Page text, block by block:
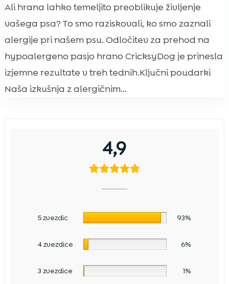
Ali hrana lahko temeljito preoblikuje življenje
vašega psa? To smo raziskovali, ko smo zaznali
alergije pri našem psu. Odločitev za prehod na
hypoalergeno pasjo hrano CricksyDog je prinesla
izjemne rezultate v treh tednih.Ključni poudarki
Naša izkušnja z alergičnim...
4,9
5 zvezdic 93%
4 zvezdice 6%
3 zvezdice 1%